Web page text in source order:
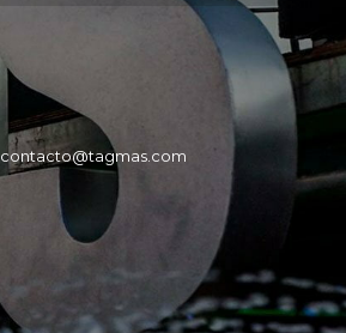
contacto@tagmas.com